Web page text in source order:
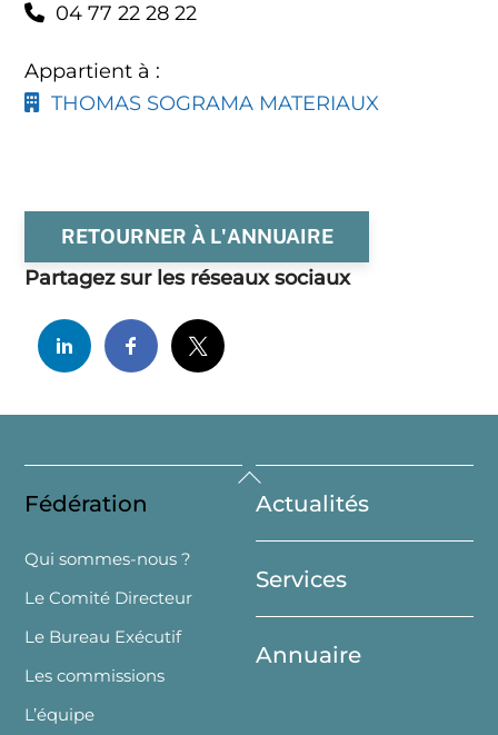
04 77 22 28 22
Appartient à :
THOMAS SOGRAMA MATERIAUX
RETOURNER À L'ANNUAIRE
Partagez sur les réseaux sociaux
Back
To
Top
Fédération
Qui sommes-nous ?
Le Comité Directeur
Le Bureau Exécutif
Les commissions
L’équipe
Actualités
Services
Annuaire